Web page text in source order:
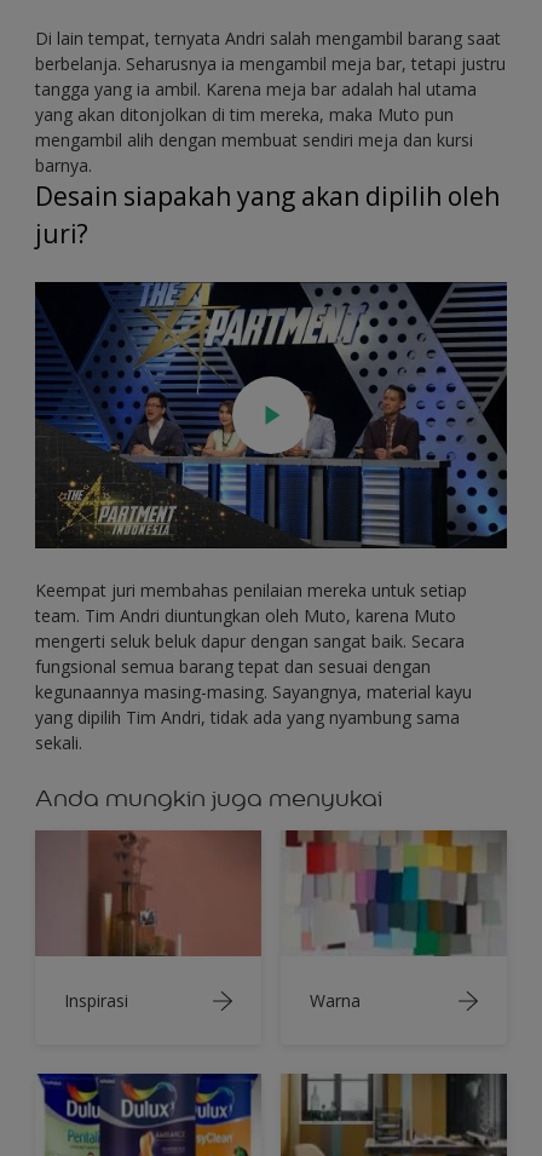
Di lain tempat, ternyata Andri salah mengambil barang saat
berbelanja. Seharusnya ia mengambil meja bar, tetapi justru
tangga yang ia ambil. Karena meja bar adalah hal utama
yang akan ditonjolkan di tim mereka, maka Muto pun
mengambil alih dengan membuat sendiri meja dan kursi
barnya.
Desain siapakah yang akan dipilih oleh
juri?
Keempat juri membahas penilaian mereka untuk setiap
team. Tim Andri diuntungkan oleh Muto, karena Muto
mengerti seluk beluk dapur dengan sangat baik. Secara
fungsional semua barang tepat dan sesuai dengan
kegunaannya masing-masing. Sayangnya, material kayu
yang dipilih Tim Andri, tidak ada yang nyambung sama
sekali.
Anda mungkin juga menyukai
Inspirasi Warna